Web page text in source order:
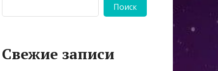
Поиск
Свежие записи